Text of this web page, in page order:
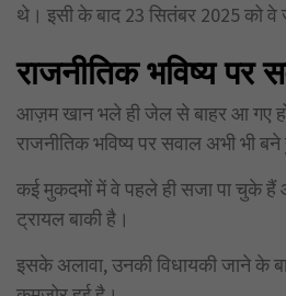
थे। इसी के बाद 23 सितंबर 2025 को
राजनीतिक भविष्य पर
आज़म खान भले ही जेल से बाहर आ गए
राजनीतिक भविष्य पर सवाल अभी भी
कई मुकदमों में वे पहले ही सजा पा चुके
ट्रायल बाकी है।
इसके अलावा, उनकी विधायकी जाने के